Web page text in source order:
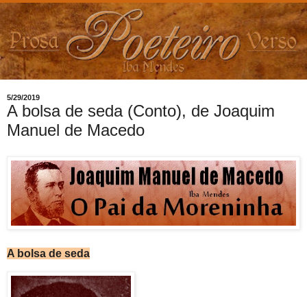
5/29/2019
A bolsa de seda (Conto), de Joaquim
Manuel de Macedo
A bolsa de seda